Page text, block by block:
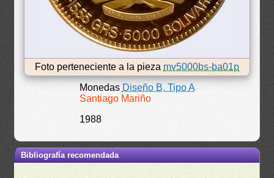
Foto perteneciente a la pieza mv5000bs-ba01p
Monedas Diseño B, Tipo A
Santiago Mariño
1988
Bibliografía recomendada